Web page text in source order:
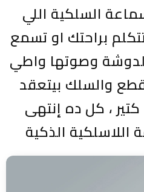
السلكية اللي
براحتك او تسمع
وصوتها واطي
والسلك بيتعقد
، كل ده إنتهى
اللاسلكية الذكية